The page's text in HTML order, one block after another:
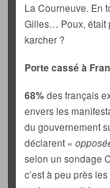
La Courneuve. En
Gilles… Poux, était
karcher ?
Porte cassé à
68%des français
envers les
du gouvernement
déclarent «
selon un sondage
c’est à peu près